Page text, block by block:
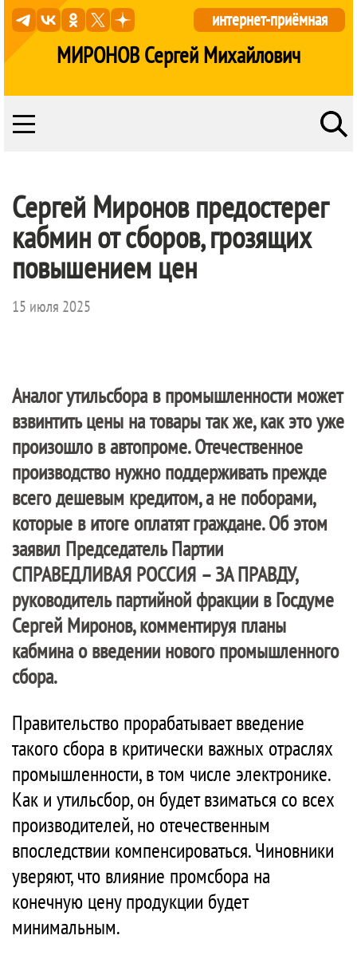
МИРОНОВ Сергей Михайлович
интернет-приёмная
Сергей Миронов предостерег
кабмин от сборов, грозящих
повышением цен
15 июля 2025
Аналог утильсбора в промышленности может
взвинтить цены на товары так же, как это уже
произошло в автопроме. Отечественное
производство нужно поддерживать прежде
всего дешевым кредитом, а не поборами,
которые в итоге оплатят граждане. Об этом
заявил Председатель Партии
СПРАВЕДЛИВАЯ РОССИЯ – ЗА ПРАВДУ,
руководитель партийной фракции в Госдуме
Сергей Миронов, комментируя планы
кабмина о введении нового промышленного
сбора.
Правительство прорабатывает введение
такого сбора в критически важных отраслях
промышленности, в том числе электронике.
Как и утильсбор, он будет взиматься со всех
производителей, но отечественным
впоследствии компенсироваться. Чиновники
уверяют, что влияние промсбора на
конечную цену продукции будет
минимальным.